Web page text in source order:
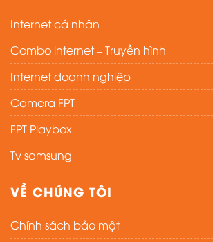
Internet cá nhân
Combo internet – Truyền hình
Internet doanh nghiệp
Camera FPT
FPT Playbox
Tv samsung
VỀ CHÚNG TÔI
Chính sách bảo mật